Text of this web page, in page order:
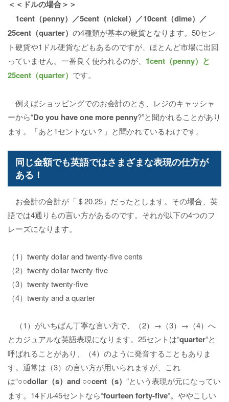
＜＜ドルの場合＞＞
1cent（penny）／5cent（nickel）／10cent（dime）／
25cent（quarter） の4種類が基本の硬貨となります。50セン
ト硬貨や1ドル硬貨などもあるのですが、ほとんど市場に出回
っていません。一番良く使われるのが、 1cent（penny）と
25cent（quarter） です。
例えばショッピングでのお会計のとき、レジのキャッシャ
ーから“Do you have one more penny?”と聞かれることがあり
ます。「あと1セントない？」と聞かれているわけです。
同じ金額でも英語ではさまざまな表現の仕方が
ある！
お会計の合計が「＄20.25」だったとします。その場合、英
語では4通りもの言い方があるのです。それが以下の4つのフ
レーズになります。
（1）twenty dollar and twenty-five cents
（2）twenty dollar twenty-five
（3）twenty twenty-five
（4）twenty and a quarter
（1）がいちばん丁寧な言い方で、（2）→（3）→（4）へ
とカジュアルな英語表現になります。25セントは“quarter”と
呼ばれることがあり、（4）のように発音することもありま
す。通常は（3）の言い方が用いられますが、これ
は“○○dollar（s）and ○○cent（s） ”という表現が元になってい
ます。14ドル45セントなら“fourteen forty-five”。ややこしい